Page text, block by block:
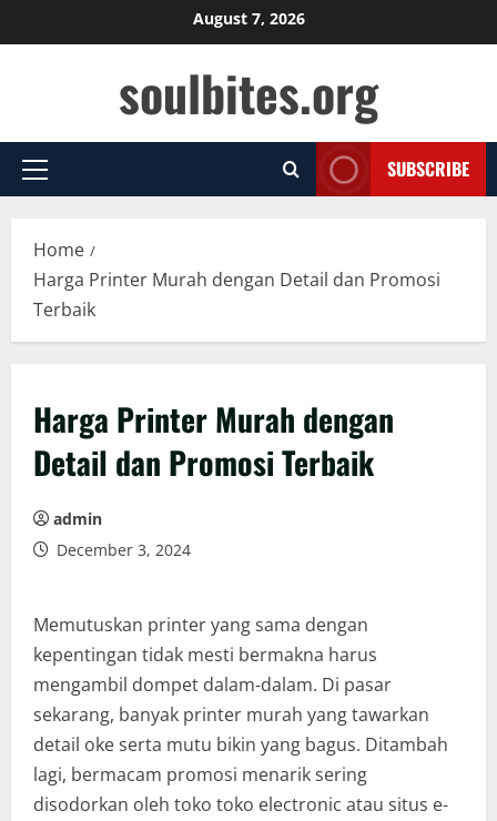
to
August 7, 2026
soulbites.org
Primary
SUBSCRIBE
Home
Harga Printer Murah dengan Detail dan Promosi
Terbaik
Harga Printer Murah dengan
Detail dan Promosi Terbaik
admin
December 3, 2024
Memutuskan printer yang sama dengan
kepentingan tidak mesti bermakna harus
mengambil dompet dalam-dalam. Di pasar
sekarang, banyak printer murah yang tawarkan
detail oke serta mutu bikin yang bagus. Ditambah
lagi, bermacam promosi menarik sering
disodorkan oleh toko toko electronic atau situs e-